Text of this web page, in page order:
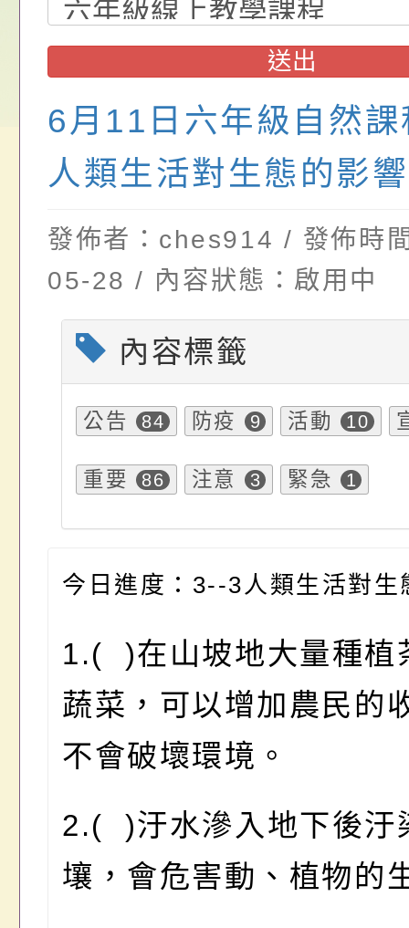
前教育署辦理性別平
置課程與教學人才庫
畫」一案， 請教師
請，請查照。
施問答集
轉知:桃園市交通局
減碳存摺2.0」全民
桃園市政府家庭教育
年度祖孫樂淘桃－祖
祝活動」海報電子檔
關（構）、學校、民
名參加，請查照
轉知有關銓敘部建置
員退休所得重審後實
亦可利用
送出
6月11日六年級自然
人類生活對生態的影
發佈者：ches914 / 發佈時
05-28 / 內容狀態：啟用中
內容標籤
公告 84 防疫 9 活動 10
重要 86 注意 3 緊急 1
今日進度：3--3人類生活對生
1.( )在山坡地大量種植
蔬菜，可以增加農民的
不會破壞環境。
2.( )汙水滲入地下後汙
壤，會危害動、植物的